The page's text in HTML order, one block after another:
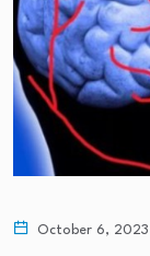
October 6, 2023